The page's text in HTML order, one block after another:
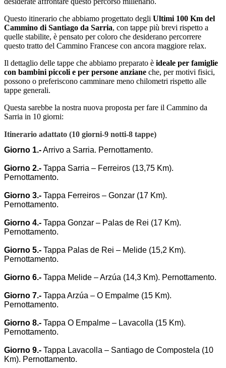
Questo itinerario che abbiamo progettato degli Ultimi 100 Km del
Cammino di Santiago da Sarria, con tappe più brevi rispetto a
quelle stabilite, è pensato per coloro che desiderano percorrere
questo tratto del Cammino Francese con ancora maggiore relax.
Il dettaglio delle tappe che abbiamo preparato è ideale per famiglie
con bambini piccoli e per persone anziane che, per motivi fisici,
possono o preferiscono camminare meno chilometri rispetto alle
tappe generali.
Questa sarebbe la nostra nuova proposta per fare il Cammino da
Sarria in 10 giorni:
Itinerario adattato (10 giorni-9 notti-8 tappe)
Giorno 1.-Arrivo a Sarria. Pernottamento.
Giorno 2.- Tappa Sarria – Ferreiros (13,75 Km).
Pernottamento.
Giorno 3.- Tappa Ferreiros – Gonzar (17 Km).
Pernottamento.
Giorno 4.- Tappa Gonzar – Palas de Rei (17 Km).
Pernottamento.
Giorno 5.- Tappa Palas de Rei – Melide (15,2 Km).
Pernottamento.
Giorno 6.- Tappa Melide – Arzúa (14,3 Km). Pernottamento.
Giorno 7.- Tappa Arzúa – O Empalme (15 Km).
Pernottamento.
Giorno 8.- Tappa O Empalme – Lavacolla (15 Km).
Pernottamento.
Giorno 9.- Tappa Lavacolla – Santiago de Compostela (10
Km). Pernottamento.